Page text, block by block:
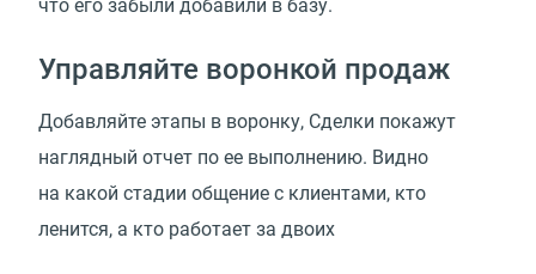
что его забыли добавили в базу.
Управляйте воронкой продаж
Добавляйте этапы в воронку, Сделки покажут
наглядный отчет по ее выполнению. Видно
на какой стадии общение с клиентами, кто
ленится, а кто работает за двоих